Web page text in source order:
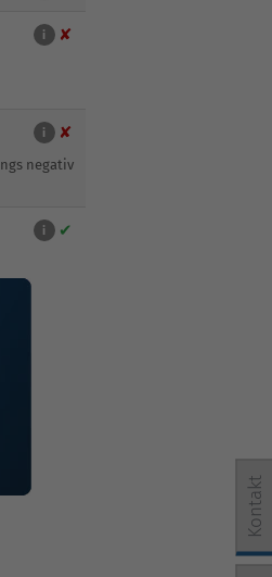
i ✘
i ✘
negativ
i ✔
Kontakt